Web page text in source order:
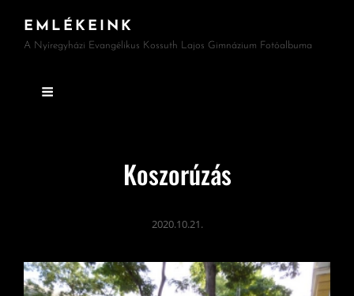
EMLÉKEINK
A Nyíregyházi Evangélikus Kossuth Lajos Gimnázium Fotóalbuma
Koszorúzás
2020.10.21.